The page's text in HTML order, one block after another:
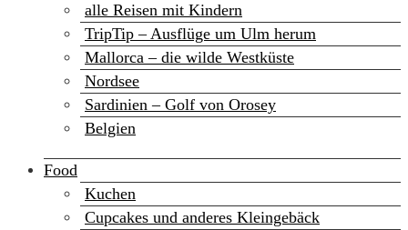
alle Reisen mit Kindern
TripTip – Ausflüge um Ulm herum
Mallorca – die wilde Westküste
Nordsee
Sardinien – Golf von Orosey
Belgien
Food
Kuchen
Cupcakes und anderes Kleingebäck